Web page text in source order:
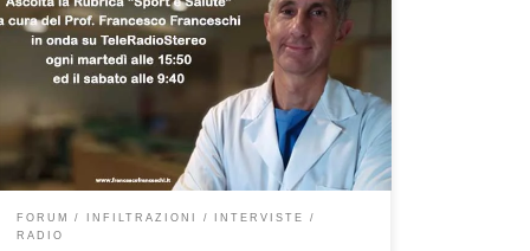
Salute”In questa puntata di “Sport e Salute”, la mia
rubrica in onda su Teleradiostereo 92.7 ogni martedì
alle 15:50 ed ogni sabato alle 9:40, abbiamo
affrontato l’ultima parte del tema delle infiltrazioni al
ginocchio. Potete riascoltare la puntata qui Molto
spesso i […]
FORUM INFILTRAZIONI
INTERVISTE
RADIO